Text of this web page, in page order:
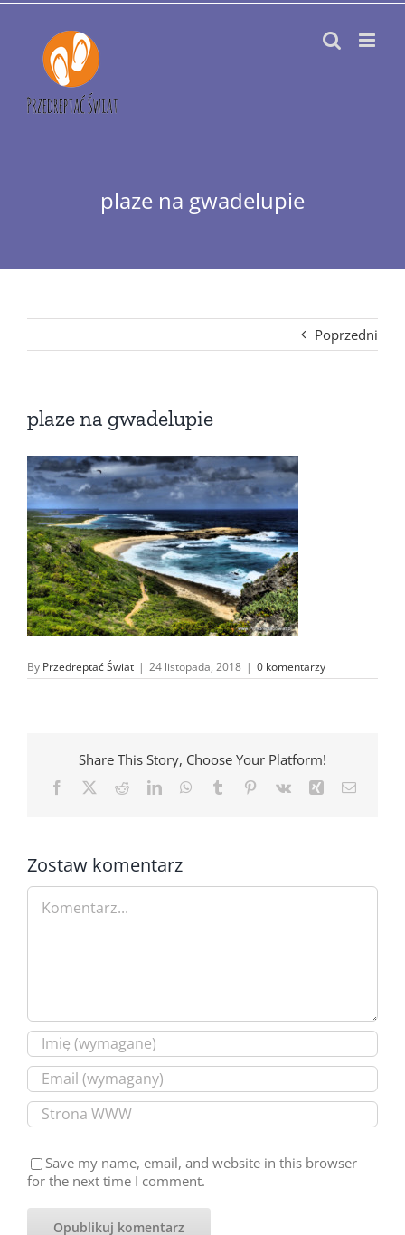
Przejdź
zawartości
plaze na gwadelupie
Poprzedni
plaze na gwadelupie
By Przedreptać Świat | 24 listopada, 2018 | 0 komentarzy
Share This Story, Choose Your Platform!
Facebook RedditLinkedInWhatsApp
Tumblr Pinterest
Vk Xing Email
Zostaw komentarz
Comment
Save my name, email, and website in this browser
for the next time I comment.